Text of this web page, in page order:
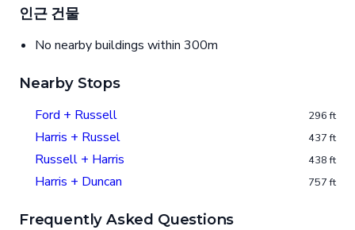
인근 건물
No nearby buildings within 300m
Nearby Stops
Ford + Russell 296 ft
Harris + Russel 437 ft
Russell + Harris 438 ft
Harris + Duncan 757 ft
Frequently Asked Questions